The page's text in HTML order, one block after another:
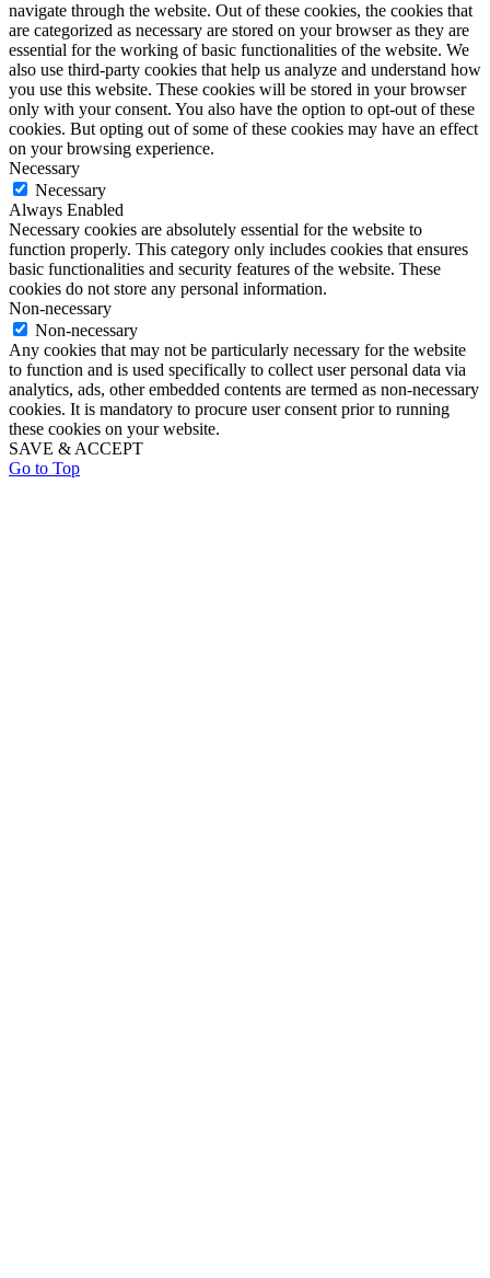
navigate through the website. Out of these cookies, the cookies that
are categorized as necessary are stored on your browser as they are
essential for the working of basic functionalities of the website. We
also use third-party cookies that help us analyze and understand how
you use this website. These cookies will be stored in your browser
only with your consent. You also have the option to opt-out of these
cookies. But opting out of some of these cookies may have an effect
on your browsing experience.
Necessary
Necessary
Always Enabled
Necessary cookies are absolutely essential for the website to
function properly. This category only includes cookies that ensures
basic functionalities and security features of the website. These
cookies do not store any personal information.
Non-necessary
Non-necessary
Any cookies that may not be particularly necessary for the website
to function and is used specifically to collect user personal data via
analytics, ads, other embedded contents are termed as non-necessary
cookies. It is mandatory to procure user consent prior to running
these cookies on your website.
SAVE & ACCEPT
Go to Top